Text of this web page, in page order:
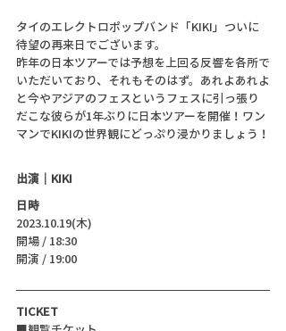
タイのエレクトロポップバンド「KIKI」ついに
待望の再来日でございます。
昨年の日本ツアーでは予想を上回る反響を各所で
いただいており、それもそのはず。あれよあれよ
と今やアジアのフェスというフェスに引っ張り
だこな彼らが1年ぶりに日本ツアーを開催！ワン
マンでKIKIの世界観にどっぷり浸かりましょう！
出演｜KIKI
日時
2023.10.19(木)
開場 / 18:30
開演 / 19:00
TICKET